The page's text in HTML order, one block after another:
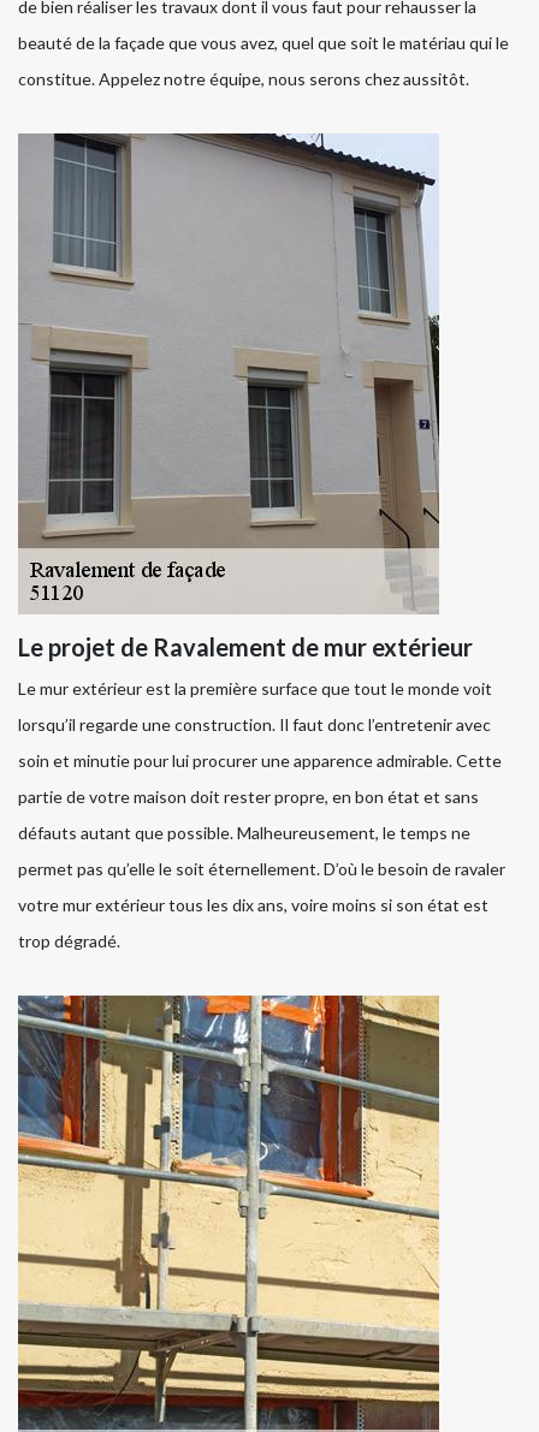
de bien réaliser les travaux dont il vous faut pour rehausser la
beauté de la façade que vous avez, quel que soit le matériau qui le
constitue. Appelez notre équipe, nous serons chez aussitôt.
Le projet de Ravalement de mur extérieur
Le mur extérieur est la première surface que tout le monde voit
lorsqu’il regarde une construction. Il faut donc l’entretenir avec
soin et minutie pour lui procurer une apparence admirable. Cette
partie de votre maison doit rester propre, en bon état et sans
défauts autant que possible. Malheureusement, le temps ne
permet pas qu’elle le soit éternellement. D’où le besoin de ravaler
votre mur extérieur tous les dix ans, voire moins si son état est
trop dégradé.